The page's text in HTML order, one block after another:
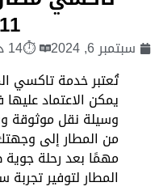
سبتمبر 6, 2024
⏱14 دقيقة قراءة
تُعتبر خدمة تاكسي
يمكن الاعتماد
وسيلة نقل موثوقة
من المطار إلى وجهتك
مهمًا بعد رحلة
المطار لتوفير